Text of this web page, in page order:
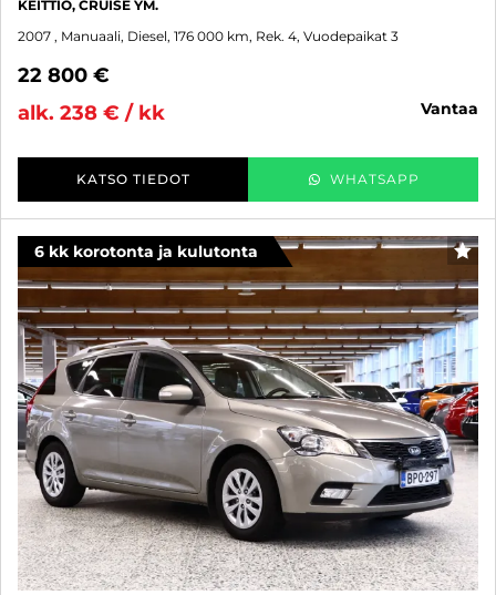
KEITTIÖ, CRUISE YM.
2007 , Manuaali, Diesel, 176 000 km, Rek. 4, Vuodepaikat 3
22 800 €
alk. 238 € / kk
vantaa
KATSO TIEDOT WHATSAPP
6 kk korotonta ja kulutonta